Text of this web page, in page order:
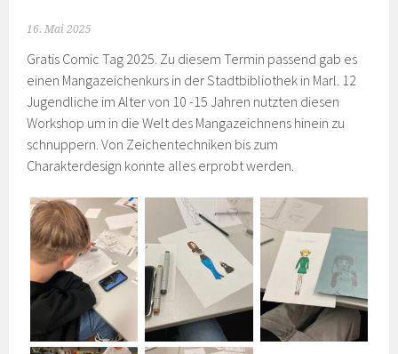
16. Mai 2025
Gratis Comic Tag 2025. Zu diesem Termin passend gab es
einen Mangazeichenkurs in der Stadtbibliothek in Marl. 12
Jugendliche im Alter von 10 -15 Jahren nutzten diesen
Workshop um in die Welt des Mangazeichnens hinein zu
schnuppern. Von Zeichentechniken bis zum
Charakterdesign konnte alles erprobt werden.